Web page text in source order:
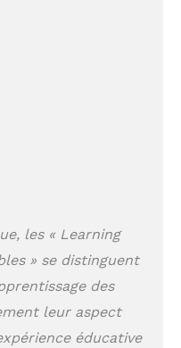
les « Learning
» se distinguent
des
leur aspect
éducative